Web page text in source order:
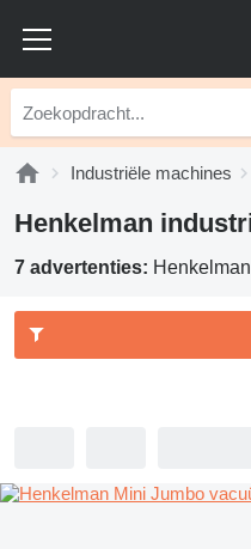
Industriële machines
Henkelman
7 advertenties: